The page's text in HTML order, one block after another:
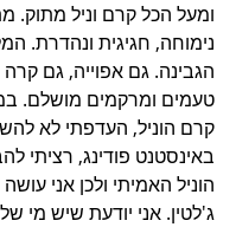
ומעל הכל קרם וניל מתוק.
נימוחה, חגיגית ונהדרת.
הגבינה. גם אפוייה, גם קרה
טעמים ומרקמים מושלם.
קרם הוניל, העדפתי לא
באינסטנט פודינג, רציתי
הוניל האמיתי ולכן אני
ג'לטין. אני יודעת שיש מי